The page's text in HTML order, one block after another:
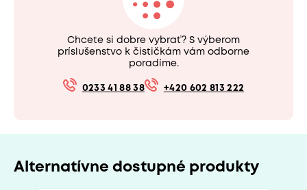
Chcete si dobre vybrať? S výberom
príslušenstvo k čističkám vám odborne
poradíme.
0233 41 88 38 +420 602 813 222
Alternatívne dostupné produkty